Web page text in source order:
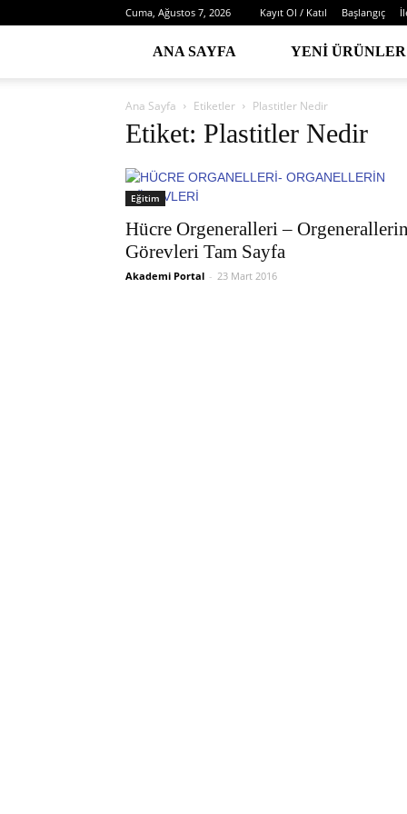
Cuma, Ağustos 7, 2026 Kayıt Ol / Katıl Başlangıç
ANA SAYFA YENI ÜRÜNLER
Ana Sayfa Etiketler Plastitler Nedir
Etiket: Plastitler Nedir
Eğitim
Hücre Orgeneralleri – Orgenerallerin
Görevleri Tam Sayfa
Akademi Portal - 23 Mart 2016